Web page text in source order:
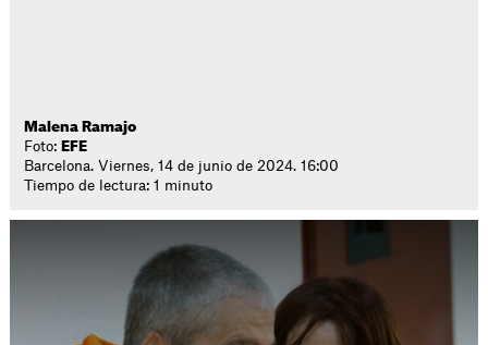
Malena Ramajo
Foto: EFE
Barcelona. Viernes, 14 de junio de 2024. 16:00
Tiempo de lectura: 1 minuto